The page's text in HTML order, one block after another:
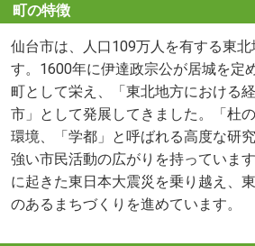
町の特徴
仙台市は、人口109万人を有する東
す。1600年に伊達政宗公が居城を定
町として栄え、「東北地方における
市」として発展してきました。「杜
環境、「学都」と呼ばれる高度な研
強い市民活動の広がりを持っていま
に起きた東日本大震災を乗り越え、
のあるまちづくりを進めています。